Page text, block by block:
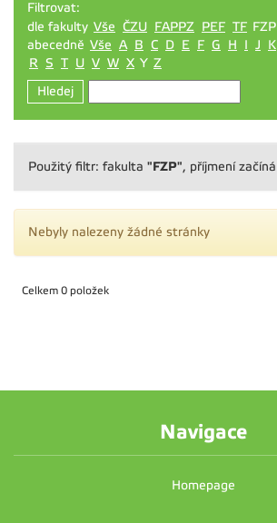
Filtrovat:
dle fakulty Vše ČZU FAPPZ PEF TF FZP
abecedně Vše A B C D E F G H I J K
R S T U V W X Y Z
Hledej
Použitý filtr: fakulta "FZP", příjmení začíná
Nebyly nalezeny žádné stránky
Celkem 0 položek
Navigace
Homepage